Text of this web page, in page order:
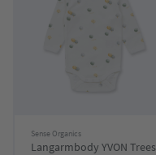
Sense Organics
Langarmbody YVON Trees